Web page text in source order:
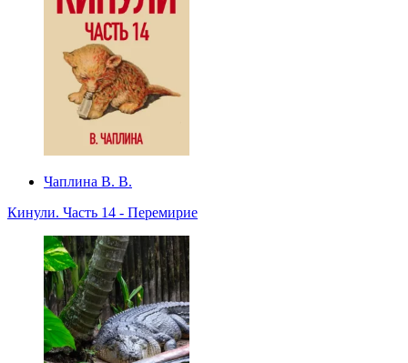
Чаплина В. В.
Кинули. Часть 14 - Перемирие